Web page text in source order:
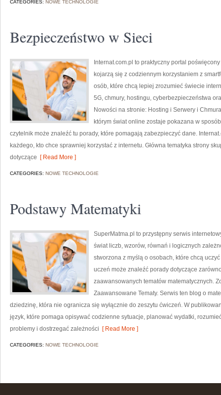
CATEGORIES: NOWE TECHNOLOGIE
Bezpieczeństwo w Sieci
Internat.com.pl to praktyczny portal
kojarzą się z codziennym korzystaniem z
osób, które chcą lepiej zrozumieć świecie
5G, chmury, hostingu, cyberbezpieczeństwa
Nowości na stronie: Hosting i Serwery i
którym świat online zostaje pokazana w
czytelnik może znaleźć tu porady, które pomagają zabezpieczyć dane.
każdego, kto chce sprawniej korzystać z internetu. Główna tematyka strony
dotyczące [ Read More ]
CATEGORIES: NOWE TECHNOLOGIE
Podstawy Matematyki
SuperMatma.pl to przystępny serwis
świat liczb, wzorów, równań i logicznych
stworzona z myślą o osobach, które chcą
uczeń może znaleźć porady dotyczące
zaawansowanych tematów matematycznych.
Zaawansowane Tematy. Serwis ten blog o
dziedzinę, która nie ogranicza się wyłącznie do zeszytu ćwiczeń. W
język, które pomaga opisywać codzienne sytuacje, planować wydatki,
problemy i dostrzegać zależności [ Read More ]
CATEGORIES: NOWE TECHNOLOGIE